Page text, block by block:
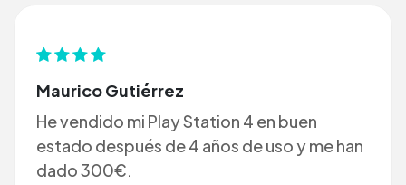
Maurico Gutiérrez
He vendido mi Play Station 4 en buen
estado después de 4 años de uso y me han
dado 300€.